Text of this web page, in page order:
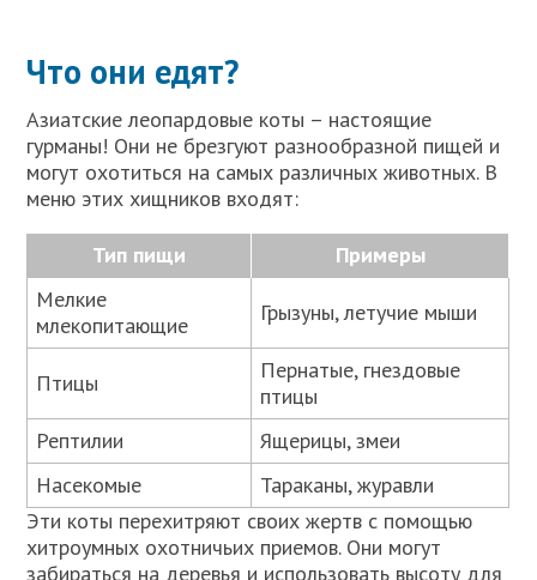
Что они едят?
Азиатские леопардовые коты – настоящие
гурманы! Они не брезгуют разнообразной пищей и
могут охотиться на самых различных животных. В
меню этих хищников входят:
Тип пищи
Примеры
Мелкие
млекопитающие
Грызуны, летучие мыши
Птицы
Пернатые, гнездовые
птицы
Рептилии
Ящерицы, змеи
Насекомые
Тараканы, журавли
Эти коты перехитряют своих жертв с помощью
хитроумных охотничьих приемов. Они могут
забираться на деревья и использовать высоту для